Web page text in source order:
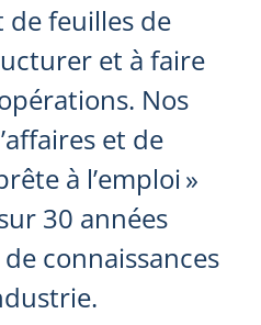
de feuilles de
et à faire
Nos
et de
à l’emploi »
30 années
connaissances